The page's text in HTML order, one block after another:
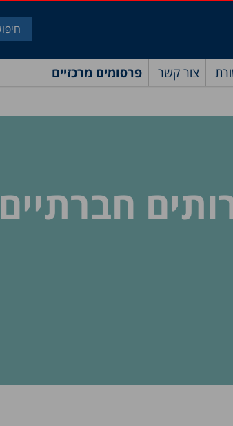
צור קשר פרסומים מרכזיים
חברתיים 2000